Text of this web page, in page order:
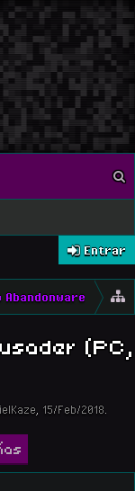
Entrar
Abandonware
(PC,
15/Feb/2018